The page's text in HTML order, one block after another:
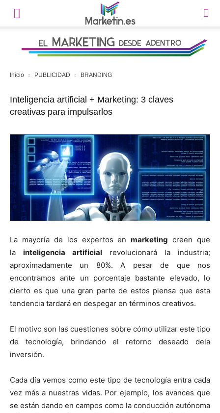
Inicio PUBLICIDAD BRANDING
Inteligencia artificial + Marketing: 3 claves
creativas para impulsarlos
La mayoría de los expertos enmarketing creen que
la inteligencia artificial revolucionará la industria;
aproximadamente un 80%. A pesar de que nos
encontramos ante un porcentaje bastante elevado, lo
cierto es que una gran parte de estos piensa que esta
tendencia tardará en despegar en términos creativos.
El motivo son las cuestiones sobre cómo utilizar este tipo
de tecnología, brindando el retorno deseado dela
inversión.
Cada día vemos como este tipo de tecnología entra cada
vez más a nuestras vidas. Por ejemplo, los avances que
se están dando en campos como la conducción autónoma